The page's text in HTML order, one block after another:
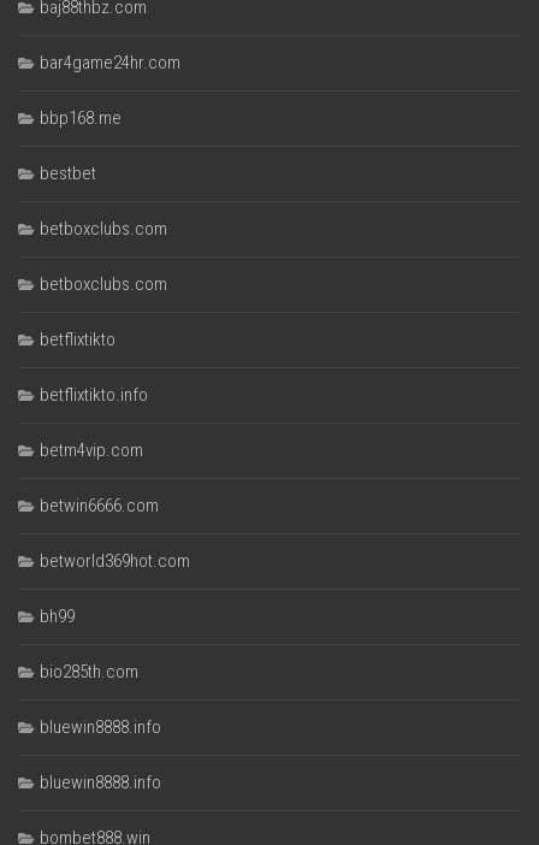
baj88thbz.com
bar4game24hr.com
bbp168.me
bestbet
betboxclubs.com
betboxclubs.com
betflixtikto
betflixtikto.info
betm4vip.com
betwin6666.com
betworld369hot.com
bh99
bio285th.com
bluewin8888.info
bluewin8888.info
bombet888.win